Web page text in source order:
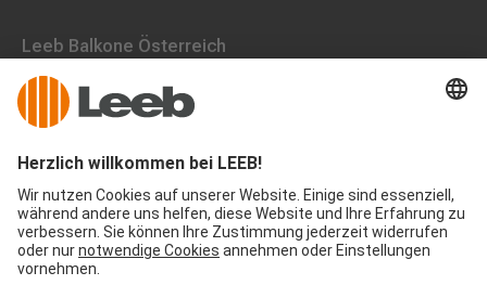
Leeb Balkone Österreich
Leebstraße 1, 9563 Gnesau
0800 202013